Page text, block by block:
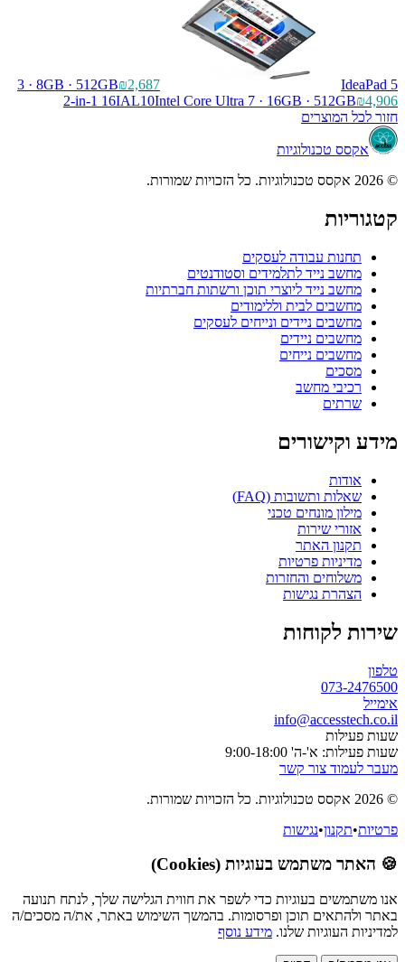
3 · 8GB · 512GB₪2,687
IdeaPad 5
2-in-1 16IAL10Intel Core Ultra 7 · 16GB · 512GB₪4,906
חזור לכל המוצרים
אקסס טכנולוגיות
© 2026 אקסס טכנולוגיות. כל הזכויות שמורות.
קטגוריות
תחנות עבודה לעסקים
מחשב נייד לתלמידים וסטודנטים
מחשב נייד ליוצרי תוכן ורשתות חברתיות
מחשבים לבית וללימודים
מחשבים ניידים ונייחים לעסקים
מחשבים ניידים
מחשבים נייחים
מסכים
רכיבי מחשב
שרתים
מידע וקישורים
אודות
שאלות ותשובות (FAQ)
מילון מונחים טכני
אזורי שירות
תקנון האתר
מדיניות פרטיות
משלוחים והחזרות
הצהרת נגישות
שירות לקוחות
טלפון
073-2476500
אימייל
info@accesstech.co.il
שעות פעילות
שעות פעילות: א'-ה' 9:00-18:00
מעבר לעמוד צור קשר
© 2026 אקסס טכנולוגיות. כל הזכויות שמורות.
פרטיות•תקנון•נגישות
🍪 האתר משתמש בעוגיות (Cookies)
אנו משתמשים בעוגיות כדי לשפר את חווית הגלישה שלך, לנתח תנועה
באתר ולהתאים תוכן ופרסומות. בהמשך השימוש באתר, את/ה מסכים/ה
למדיניות העוגיות שלנו. מידע נוסף